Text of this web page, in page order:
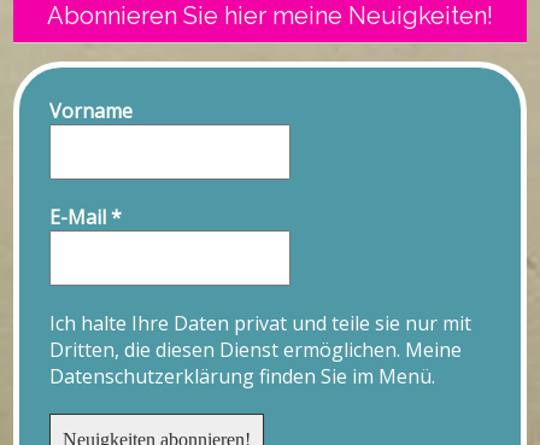
Abonnieren Sie hier meine Neuigkeiten!
Vorname
E-Mail*
Ich halte Ihre Daten privat und teile sie nur mit
Dritten, die diesen Dienst ermöglichen. Meine
Datenschutzerklärung finden Sie im Menü.